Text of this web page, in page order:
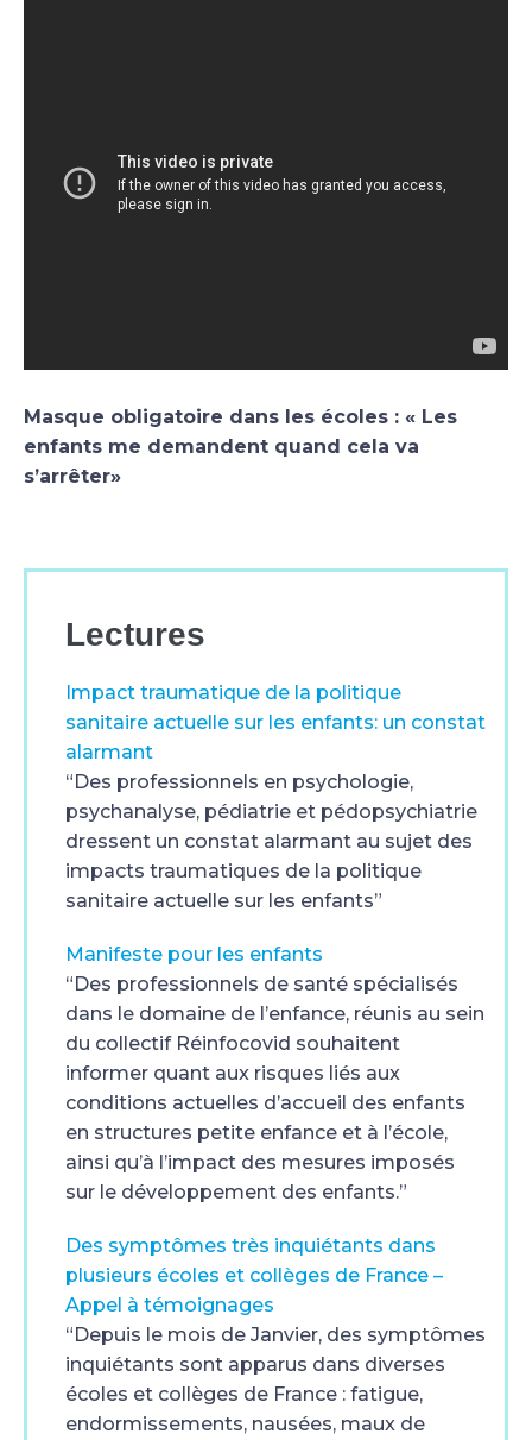
Masque obligatoire dans les écoles : « Les
enfants me demandent quand cela va
s’arrêter»
Lectures
Impact traumatique de la politique
sanitaire actuelle sur les enfants: un constat
alarmant
“Des professionnels en psychologie,
psychanalyse, pédiatrie et pédopsychiatrie
dressent un constat alarmant au sujet des
impacts traumatiques de la politique
sanitaire actuelle sur les enfants”
Manifeste pour les enfants
“Des professionnels de santé spécialisés
dans le domaine de l’enfance, réunis au sein
du collectif Réinfocovid souhaitent
informer quant aux risques liés aux
conditions actuelles d’accueil des enfants
en structures petite enfance et à l’école,
ainsi qu’à l’impact des mesures imposés
sur le développement des enfants.”
Des symptômes très inquiétants dans
plusieurs écoles et collèges de France –
Appel à témoignages
“Depuis le mois de Janvier, des symptômes
inquiétants sont apparus dans diverses
écoles et collèges de France : fatigue,
endormissements, nausées, maux de